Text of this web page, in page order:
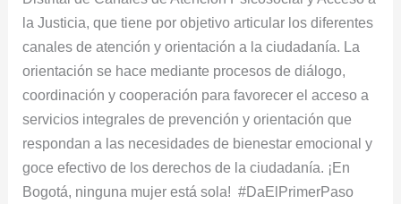
la Justicia, que tiene por objetivo articular los diferentes
canales de atención y orientación a la ciudadanía. La
orientación se hace mediante procesos de diálogo,
coordinación y cooperación para favorecer el acceso a
servicios integrales de prevención y orientación que
respondan a las necesidades de bienestar emocional y
goce efectivo de los derechos de la ciudadanía. ¡En
Bogotá, ninguna mujer está sola! #DaElPrimerPaso